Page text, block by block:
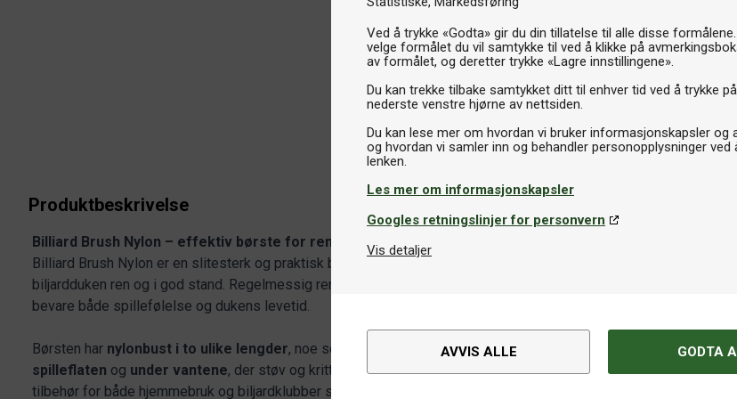
Ved å trykke «Godta» gir du din tillatelse til alle disse
velge formålet du vil samtykke til ved å klikke på
av formålet, og deretter trykke «Lagre innstillingene».
Du kan trekke tilbake samtykket ditt til enhver tid ved å trykke
nederste venstre hjørne av nettsiden.
Du kan lese mer om hvordan vi bruker informasjonskapsler og
og hvordan vi samler inn og behandler personopplysninger ved
Les mer om informasjonskapsler
Googles retningslinjer for personvern
Vis detaljer
AVVIS ALLE GODTA
Produktbeskrivelse
Billiard Brush Nylon – effektiv børste for rengjøring av biljardduk
Billiard Brush Nylon er en slitesterk og praktisk bordbørste som hjelper deg å holde
biljardduken ren og i god stand. Regelmessig rengjøring reduserer slitasje og bidrar til å
bevare både spillefølelse og dukens levetid.
Børsten har nylonbust i to ulike lengder, noe som gjør det enkelt å rengjøre både
spilleflaten og under vantene, der støv og krittrester ofte samler seg. Et uunnværlig
tilbehør for både hjemmebruk og biljardklubber som ønsker å holde biljardbordet i topp